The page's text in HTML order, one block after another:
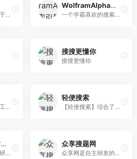
点点文档搜索专注于提供在线工具应用，该搜索引擎提供专业文档搜索。聚合各大搜索引擎的结果并通过智能算法呈现给您，欢迎光临。
WolframAlpha（数学搜索引擎）
一个学霸喜欢的搜索引擎，可以搜索数学公式等数学内容...
搜搜更懂你
搜搜更懂你
高效全面的能源化工垂直搜索引擎,致力于为能源化工行业提供产品供应、产品求购、行业新闻、产品百科、公司黄页等精准搜索服务,为您带来前所未有的搜索体验！
轻便搜索
【轻便搜索】综合了网页、新闻、购物、电影、小说、游戏、软件、百度云资源、网盘资源、百度网盘搜索、图片搜索、BT番号搜索神器、磁力搜索引擎，种子搜索网站。综合搜索功能，以轻便快捷实用为宗旨，力求打造最权威的新一代综合搜索引擎。
掌桥科研【一站式科研服务平台】
掌桥科研一站式科研服务平台，拥有中文文献6700万+篇，含全部中文科技核心期刊（其中，英文期刊94种、中文期刊1960种），外文文献3700万+篇，中外科技文献总计约1.1亿篇，月更新20万篇以上。掌桥科研致力于为广大科研工作者提供方便、快捷的一站式科技文献查询与下载，以及文献求助、文档翻译、文档转换、文献数据库和全球国防资讯等科研服务。
众享搜题网
众享网是自主研发的搜题平台，能搜索各类考试试题，满足有相同或类似问题的用户需求。